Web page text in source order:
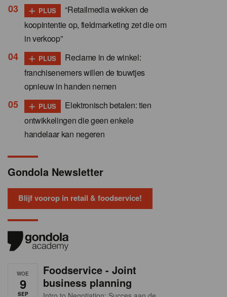
+ PLUS
“Retailmedia wekken de
koopintentie op, fieldmarketing zet die om
in verkoop”
+ PLUS
Reclame in de winkel:
franchisenemers willen de touwtjes
opnieuw in handen nemen
+ PLUS
Elektronisch betalen: tien
ontwikkelingen die geen enkele
handelaar kan negeren
Gondola Newsletter
Blijf voorop in retail & foodservice!
WOE
9
SEP
Foodservice - Joint
business planning